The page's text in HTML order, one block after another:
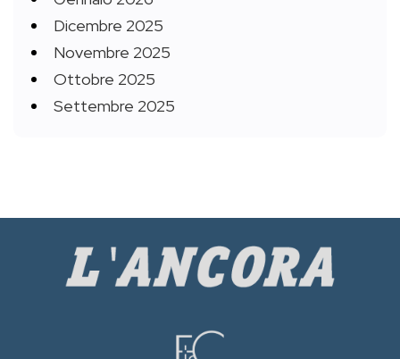
Dicembre 2025
Novembre 2025
Ottobre 2025
Settembre 2025